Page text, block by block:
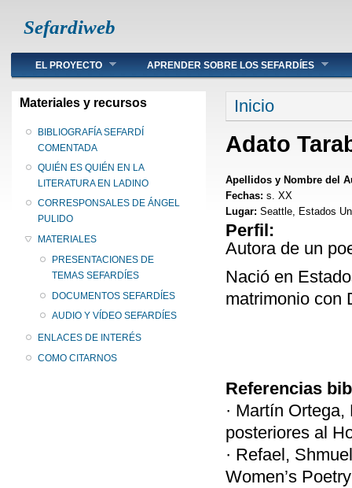
Sefardiweb
Main menu
EL PROYECTO APRENDER SOBRE LOS SEFARDÍES
Materiales y recursos
BIBLIOGRAFÍA SEFARDÍ
COMENTADA
QUIÉN ES QUIÉN EN LA
LITERATURA EN LADINO
CORRESPONSALES DE ÁNGEL
PULIDO
MATERIALES
PRESENTACIONES DE
TEMAS SEFARDÍES
DOCUMENTOS SEFARDÍES
AUDIO Y VÍDEO SEFARDÍES
ENLACES DE INTERÉS
COMO CITARNOS
Se encuentra
Inicio
Adato
Apellidos y Nombre del
Fechas: s. XX
Lugar: Seattle, Estados
Perfil:
Autora de un
Nació en
matrimonio con
Referencias
· Martín
posteriores al
· Refael,
Women’s